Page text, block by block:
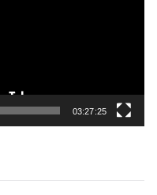
03:27:25